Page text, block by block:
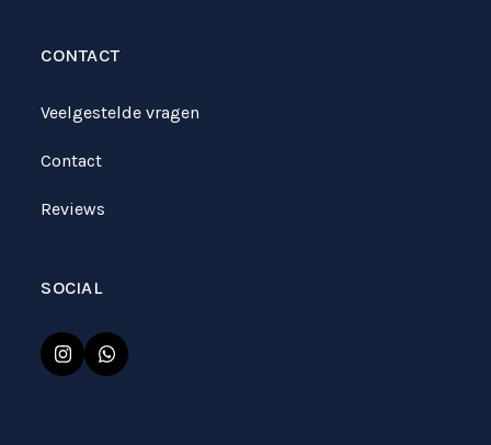
CONTACT
Veelgestelde vragen
Contact
Reviews
SOCIAL
InstagramWhatsapp